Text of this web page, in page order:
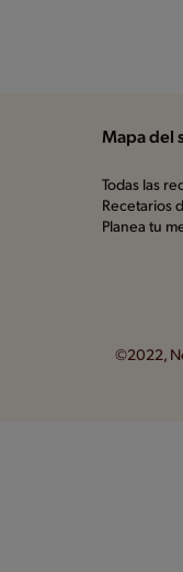
Mapa del
Todas las
Recetarios
Planea tu
©2022,